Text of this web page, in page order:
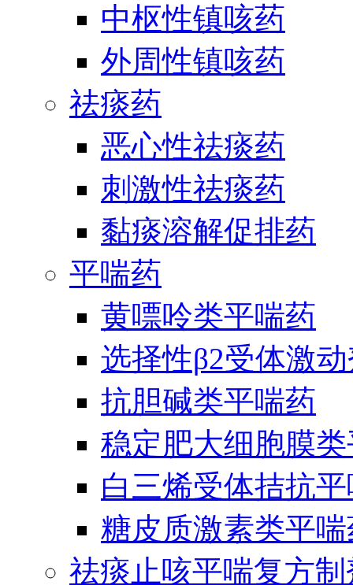
中枢性镇咳药
外周性镇咳药
祛痰药
恶心性祛痰药
刺激性祛痰药
黏痰溶解促排药
平喘药
黄嘌呤类平喘药
选择性β2受体激
抗胆碱类平喘药
稳定肥大细胞膜
白三烯受体拮抗
糖皮质激素类平
祛痰止咳平喘复方制